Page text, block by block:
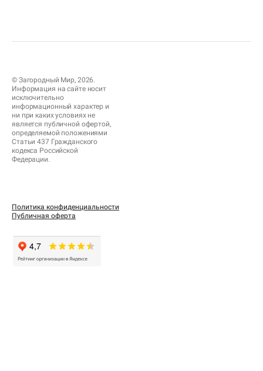
© Загородный Мир, 2026.
Информация на сайте носит
исключительно
информационный характер и
ни при каких условиях не
является публичной офертой,
определяемой положениями
Статьи 437 Гражданского
кодекса Российской
Федерации.
Политика конфиденциальности
Публичная оферта